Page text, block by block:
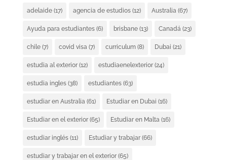
adelaide(17) agencia de estudios(12) Australia (67)
Ayuda para estudiantes(6) brisbane(13) Canadá (23)
chile(7) covid visa (7) curriculum(8) Dubai (21)
estudia al exterior(12) estudiaenelexterior(24)
estudia ingles(38) estudiantes(63)
estudiar en Australia (61) Estudiar en Dubai (16)
Estudiar en el exterior(65) Estudiar en Malta (16)
estudiar inglés(11) Estudiar y trabajar(66)
estudiar y trabajar en el exterior(65)